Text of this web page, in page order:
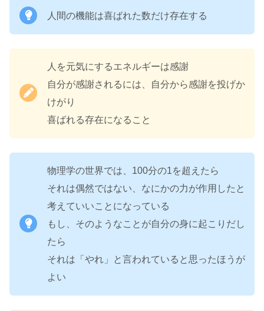
人間の機能は喜ばれた数だけ存在する
人を元気にするエネルギーは感謝
自分が感謝されるには、自分から感謝を投げか
けがり
喜ばれる存在になること
物理学の世界では、100分の1を超えたら
それは偶然ではない、なにかの力が作用したと
考えていいことになっている
もし、そのようなことが自分の身に起こりだし
たら
それは「やれ」と言われていると思ったほうが
よい